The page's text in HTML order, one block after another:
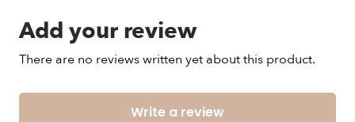
Add your review
There are no reviews written yet about this product.
Write a review